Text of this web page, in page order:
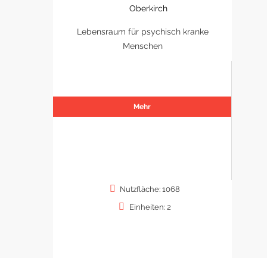
Oberkirch
Lebensraum für psychisch kranke
Menschen
Mehr
Nutzfläche: 1068
Einheiten: 2